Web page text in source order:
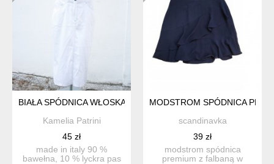
BIAŁA SPÓDNICA WŁOSKA
Kamelia Patrini
45 zł
made in italy 90 %
bawełna, 10 % lyckra pas
MODSTROM SPÓDNICA
scandinavka
39 zł
modstrom spódnica
premium z falbaną w